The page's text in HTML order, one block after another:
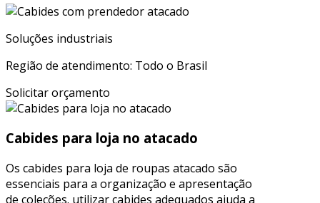
Soluções industriais
Região de atendimento: Todo o Brasil
Solicitar orçamento
Cabides para loja no atacado
Os cabides para loja de roupas atacado são
essenciais para a organização e apresentação
de coleções. utilizar cabides adequados ajuda a